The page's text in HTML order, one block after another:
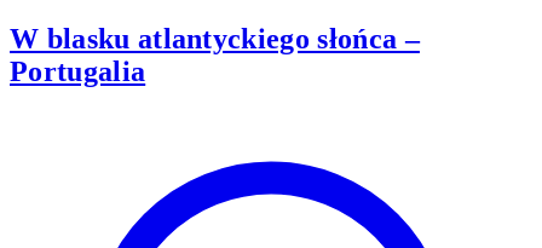
W blasku atlantyckiego słońca –
Portugalia